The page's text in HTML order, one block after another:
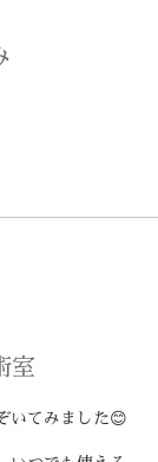
室
いてみました😊